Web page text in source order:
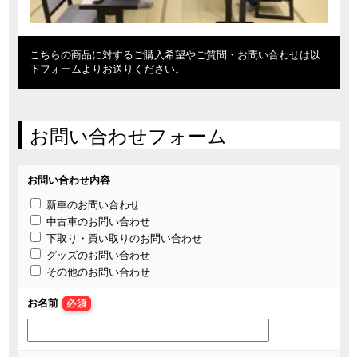
こちらの商品に対するご購入希望やご質問・お問い合わせは以
下フォームよりお送りください。
お問い合わせフォーム
お問い合わせ内容
新車のお問い合わせ
中古車のお問い合わせ
下取り・買い取りのお問い合わせ
グッズのお問い合わせ
その他のお問い合わせ
お名前 必須